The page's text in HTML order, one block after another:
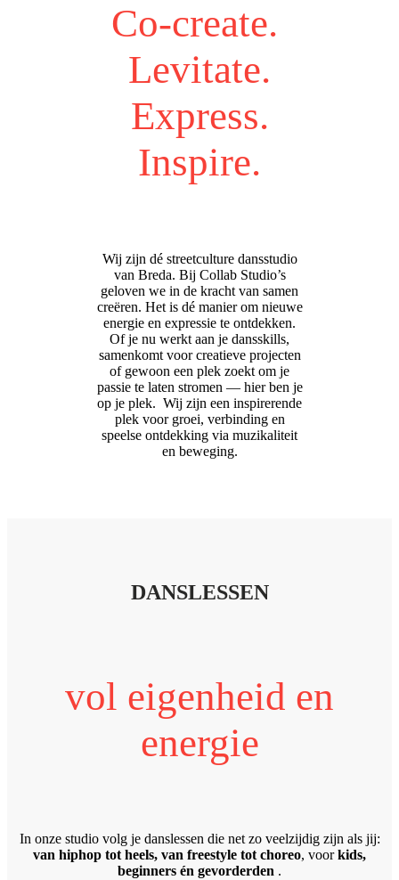
Co-create.
Levitate.
Express.
Inspire.
Wij zijn dé streetculture dansstudio
van Breda. Bij Collab Studio’s
geloven we in de kracht van samen
creëren. Het is dé manier om nieuwe
energie en expressie te ontdekken.
Of je nu werkt aan je dansskills,
samenkomt voor creatieve projecten
of gewoon een plek zoekt om je
passie te laten stromen — hier ben je
op je plek. Wij zijn een inspirerende
plek voor groei, verbinding en
speelse ontdekking via muzikaliteit
en beweging.
DANSLESSEN
vol eigenheid en
energie
In onze studio volg je danslessen die net zo veelzijdig zijn als jij:
van hiphop tot heels, van freestyle tot choreo, voorkids,
beginners én gevorderden .